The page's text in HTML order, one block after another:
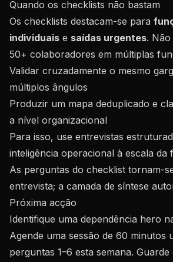
Quando os checklists não bastam
Os checklists destacam-se para
individuais e saídas urgentes. Não
50+ colaboradores em múltiplas
Validar cruzadamente o mesmo
múltiplos ângulos
Produzir um mapa deduplicado e
a nível organizacional
Para isso, use entrevistas
inteligência operacional à escala da
As perguntas do checklist tornam-
entrevista; a camada de síntese
Próxima acção
Identifique uma dependência hero
Agende uma sessão de 60 minutos
perguntas 1–6 esta semana.